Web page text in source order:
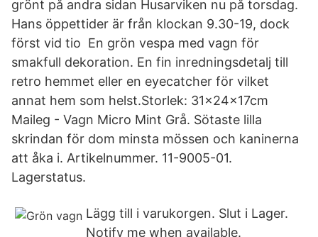
grönt på andra sidan Husarviken nu på torsdag.
Hans öppettider är från klockan 9.30-19, dock
först vid tio En grön vespa med vagn för
smakfull dekoration. En fin inredningsdetalj till
retro hemmet eller en eyecatcher för vilket
annat hem som helst.Storlek: 31x24x17cm
Maileg - Vagn Micro Mint Grå. Sötaste lilla
skrindan för dom minsta mössen och kaninerna
att åka i. Artikelnummer. 11-9005-01.
Lagerstatus.
Lägg till i varukorgen. Slut i Lager.
Notify me when available.